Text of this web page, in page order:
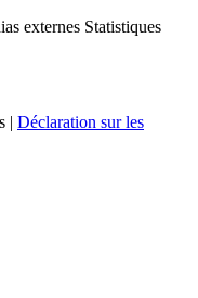
externes Statistiques
| Déclaration sur les